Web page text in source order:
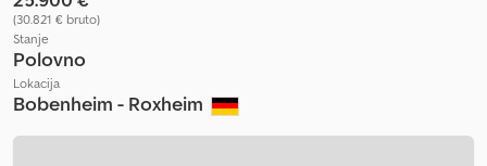
(30.821 € bruto)
Stanje
Polovno
Lokacija
Bobenheim - Roxheim